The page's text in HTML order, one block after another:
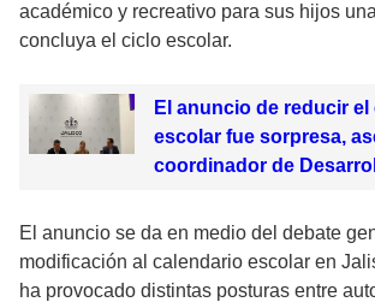
académico y recreativo para sus hijos
concluya el ciclo escolar.
El anuncio de reducir
escolar fue sorpresa,
coordinador de
El anuncio se da en medio del debate
modificación al calendario escolar en
ha provocado distintas posturas entre